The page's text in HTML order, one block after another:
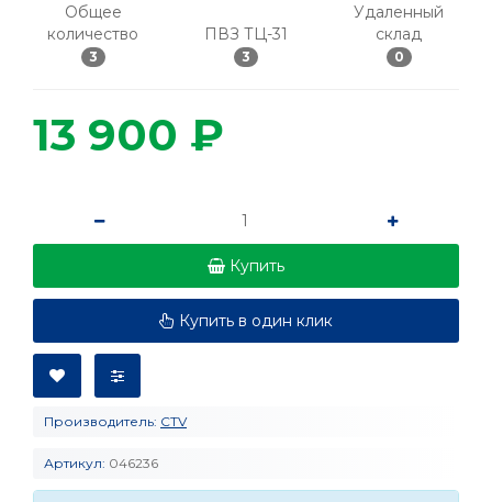
Общее
количество
3
ПВЗ ТЦ-31
3
Удаленный
склад
0
13 900 ₽
Купить
Купить в один клик
Производитель: CTV
Артикул: 046236